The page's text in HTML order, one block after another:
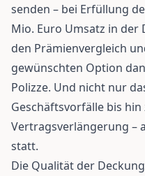
senden – bei Erfüllung
Mio. Euro Umsatz in der
den Prämienvergleich
gewünschten Option
Polizze. Und nicht nur
Geschäftsvorfälle bis
Vertragsverlängerung –
statt.
Die Qualität der